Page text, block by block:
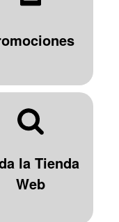
la Tienda
Web